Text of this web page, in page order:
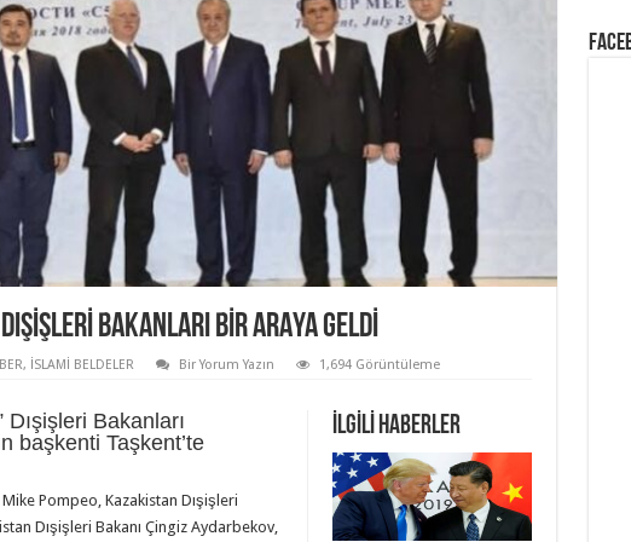
BAKANLARI BIR ARAYA GELDI
, İSLAMİ BELDELER Bir Yorum Yazın 1,694 Görüntüleme
İLGİLİ HABERLER
Bakanları
başkenti Taşkent’te
Pompeo, Kazakistan Dışişleri
Dışişleri Bakanı Çingiz Aydarbekov,